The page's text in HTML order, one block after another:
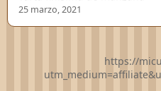
25 marzo, 2021
https://